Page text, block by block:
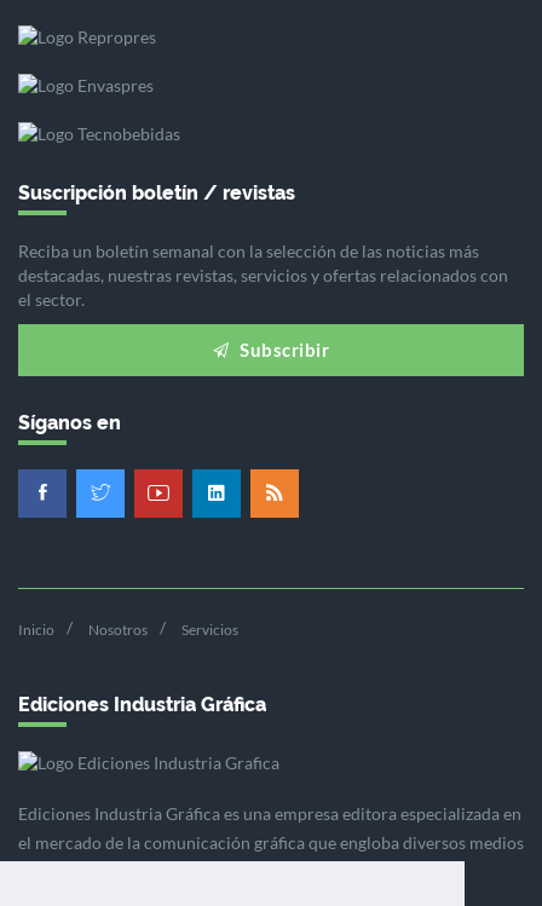
Suscripción boletín / revistas
Reciba un boletín semanal con la selección de las noticias más
destacadas, nuestras revistas, servicios y ofertas relacionados con
el sector.
Subscribir
Síganos en
Inicio Nosotros Servicios
Ediciones Industria Gráfica
Ediciones Industria Gráfica es una empresa editora especializada en
el mercado de la comunicación gráfica que engloba diversos medios